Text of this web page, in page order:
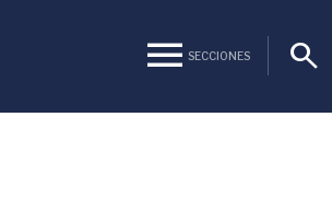
menu SECCIONES search